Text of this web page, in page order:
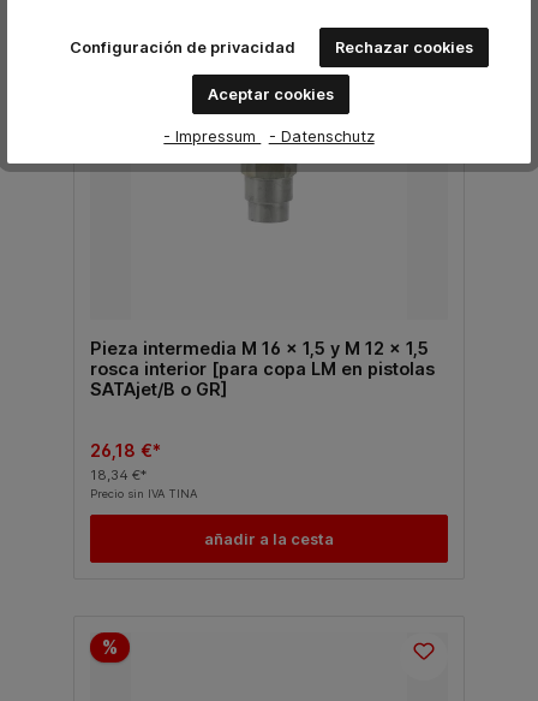
%
Pieza intermedia M 16 x 1,5 y M 12 x 1,5
rosca interior [para copa LM en pistolas
SATAjet/B o GR]
26,18 €*
18,34 €*
Precio sin IVA TINA
añadir a la cesta
%
Configuración de privacidad Rechazar cookies
Aceptar cookies
- Impressum - Datenschutz